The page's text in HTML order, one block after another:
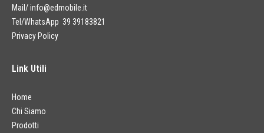
Mail/info@edmobile.it
Tel/WhatsApp 39 39183821
Privacy Policy
Link Utili
Home
Chi Siamo
Prodotti